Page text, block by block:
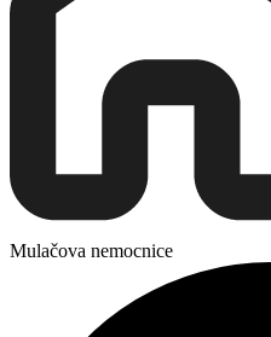
Mulačova nemocnice